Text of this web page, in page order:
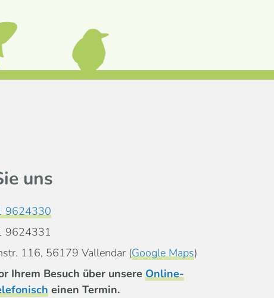
uns
9624330
9624331
116, 56179 Vallendar (Google Maps)
Ihrem Besuch über unsere Online-
einen Termin.